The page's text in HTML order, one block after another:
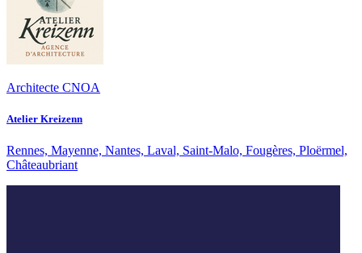
Architecte CNOA
Atelier Kreizenn
Rennes, Mayenne, Nantes, Laval, Saint-Malo, Fougères, Ploërmel,
Châteaubriant